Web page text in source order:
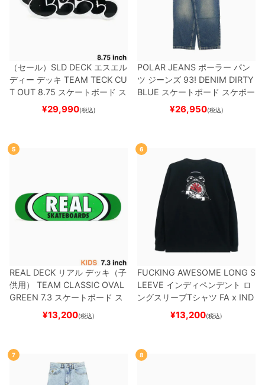
（セール） SLD DECK エスエル
ディー デッキ TEAM TECK CU
T OUT 8.75 スケートボード ス
¥29,990(税込)
POLAR JEANS ポーラー パン
ツ ジーンズ 93! DENIM DIRTY
BLUE スケートボード スケボー
¥26,950(税込)
5
REAL DECK リアル デッキ（子
供用）
TEAM CLASSIC OVAL
GREEN 7.3 スケートボード ス
¥13,200(税込)
6
FUCKING AWESOME LONG S
LEEVE インディペンデント ロ
ングスリーブTシャツ FA x IND
EPENDENTHOSTAGE
スケートボード スケボー
¥13,200(税込)
7 8